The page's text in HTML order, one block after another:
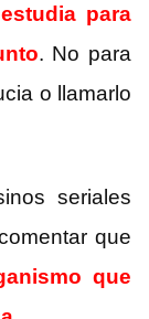
para
. No para
o llamarlo
seriales
que
que